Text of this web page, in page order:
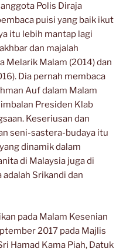
Polis Diraja
puisi yang baik ikut
itu lebih mantap lagi
dan majalah
Melarik Malam (2014) dan
Dia pernah membaca
Auf dalam Malam
Presiden Klab
Keseriusan dan
seni-sastera-budaya itu
dinamik dalam
di Malaysia juga di
adalah Srikandi dan
pada Malam Kesenian
2017 pada Majlis
Hamad Kama Piah, Datuk